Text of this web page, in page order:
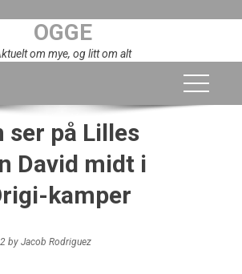
OGGE
om mye, og litt om alt
ser på Lilles
David midt i
kamper
by Jacob Rodriguez